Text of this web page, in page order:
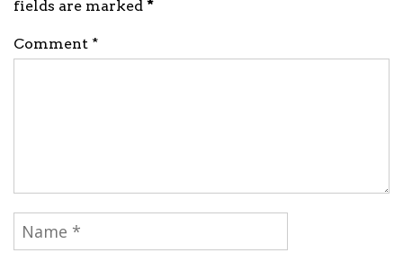
fields are marked *
Comment *